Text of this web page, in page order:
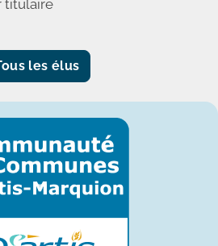
titulaire
les élus